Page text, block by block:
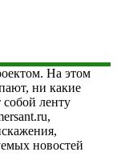
На этом
ни какие
собой ленту
новостей